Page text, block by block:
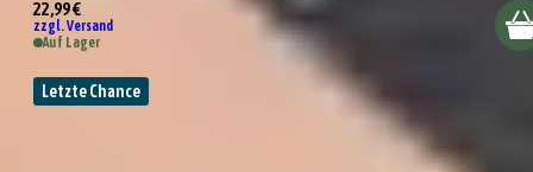
22,99 €
zzgl. Versand
Auf Lager
Letzte Chance